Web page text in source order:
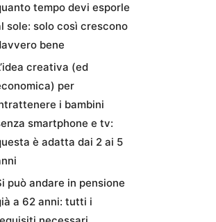
tempo devi esporle
sole: solo così crescono
bene
creativa (ed
per
i bambini
smartphone e tv:
è adatta dai 2 ai 5
può andare in pensione
a 62 anni: tutti i